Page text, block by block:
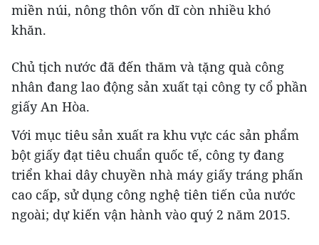
miền núi, nông thôn vốn dĩ còn nhiều khó
khăn.
Chủ tịch nước đã đến thăm và tặng quà công
nhân đang lao động sản xuất tại công ty cổ phần
giấy An Hòa.
Với mục tiêu sản xuất ra khu vực các sản phẩm
bột giấy đạt tiêu chuẩn quốc tế, công ty đang
triển khai dây chuyền nhà máy giấy tráng phấn
cao cấp, sử dụng công nghệ tiên tiến của nước
ngoài; dự kiến vận hành vào quý 2 năm 2015.